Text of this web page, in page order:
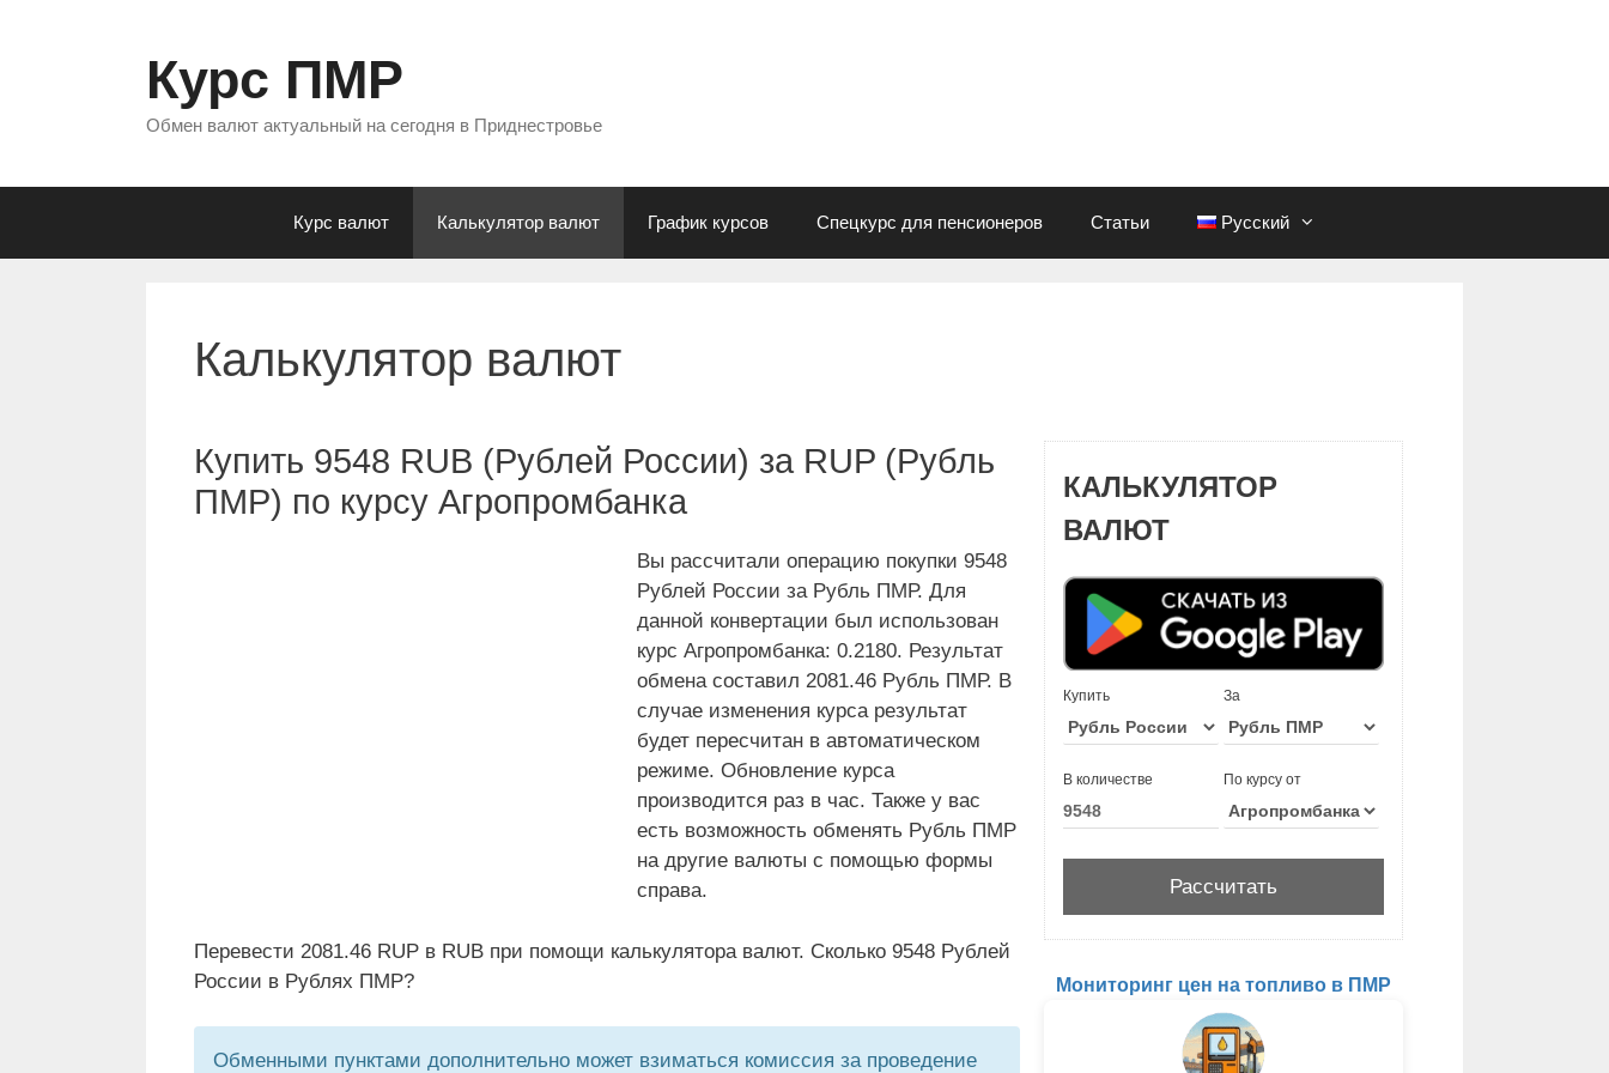
Курс ПМР
Обмен валют актуальный на сегодня в Приднестровье
Курс валют Калькулятор валют График курсов Спецкурс для пенсионеров Статьи Русский
Калькулятор валют
Купить 9548 RUB (Рублей России) за RUP (Рубль
ПМР) по курсу Агропромбанка
Вы рассчитали операцию покупки 9548
Рублей России за Рубль ПМР. Для
данной конвертации был использован
курс Агропромбанка: 0.2180. Результат
обмена составил 2081.46 Рубль ПМР. В
случае изменения курса результат
будет пересчитан в автоматическом
режиме. Обновление курса
производится раз в час. Также у вас
есть возможность обменять Рубль ПМР
на другие валюты с помощью формы
справа.
Перевести 2081.46 RUP в RUB при помощи калькулятора валют. Сколько 9548 Рублей
России в Рублях ПМР?
Обменными пунктами дополнительно может взиматься комиссия за проведение
КАЛЬКУЛЯТОР
ВАЛЮТ
Купить За
В количестве По курсу от
Мониторинг цен на топливо в ПМР